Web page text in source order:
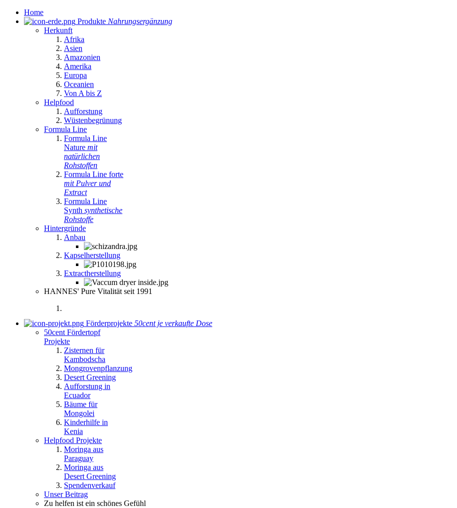
Home
Produkte Nahrungsergänzung
Herkunft
Afrika
Asien
Amazonien
Amerika
Europa
Oceanien
Von A bis Z
Helpfood
Aufforstung
Wüstenbegrünung
Formula Line
Formula Line
Nature mit
natürlichen
Rohstoffen
Formula Line forte
mit Pulver und
Extract
Formula Line
Synth synthetische
Rohstoffe
Hintergründe
Anbau
Kapselherstellung
Extractherstellung
HANNES' Pure Vitalität seit 1991
Förderprojekte 50cent je verkaufte Dose
50cent Fördertopf
Projekte
Zisternen für
Kambodscha
Mongrovenpflanzung
Desert Greening
Aufforstung in
Ecuador
Bäume für
Mongolei
Kinderhilfe in
Kenia
Helpfood Projekte
Moringa aus
Paraguay
Moringa aus
Desert Greening
Spendenverkauf
Unser Beitrag
Zu helfen ist ein schönes Gefühl